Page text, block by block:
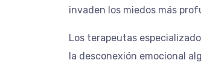
invaden los miedos más
Los terapeutas
la desconexión emocional